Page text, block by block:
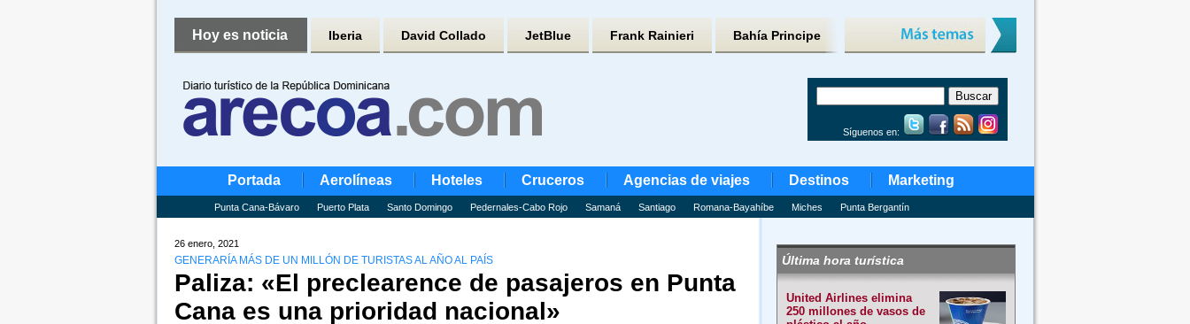
Hoy es noticia Iberia David Collado JetBlue Frank Rainieri Bahía Principe
Síguenos en:
Portada Aerolíneas Hoteles Cruceros Agencias de viajes Destinos Marketing
Punta Cana-Bávaro Puerto Plata Santo Domingo Pedernales-Cabo Rojo Samaná Santiago Romana-Bayahíbe Miches Punta Bergantín
26 enero, 2021
GENERARÍA MÁS DE UN MILLÓN DE TURISTAS AL AÑO AL PAÍS
Paliza: «El preclearence de pasajeros en Punta
Cana es una prioridad nacional»
Última hora turística
United Airlines elimina
250 millones de vasos de